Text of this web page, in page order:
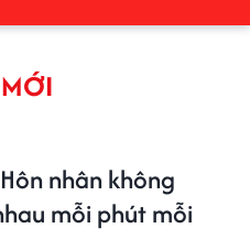
nhân không
mỗi phút mỗi